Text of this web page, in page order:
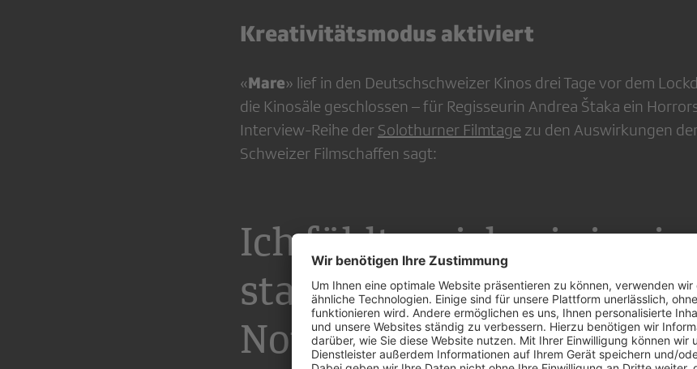
Kreativitätsmodus aktiviert
«Mare» lief in den Deutschschweizer Kinos drei Tage vor dem
die Kinosäle geschlossen – für Regisseurin Andrea Štaka ein
Interview-Reihe der Solothurner Filmtage zu den Auswirkungen
Schweizer Filmschaffen sagt:
Ich fühlte mich wie in
startenden Flugzeug, bei
Notbremse gezogen wird.